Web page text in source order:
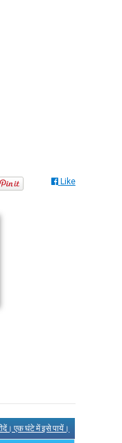
Like
एक घंटे में इसे पायें।